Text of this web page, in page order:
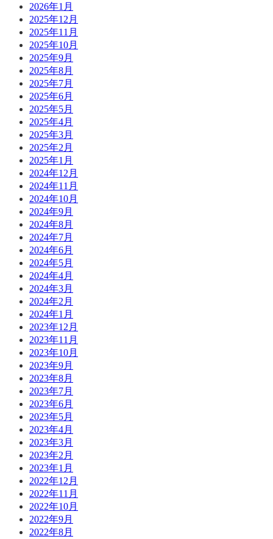
2026年1月
2025年12月
2025年11月
2025年10月
2025年9月
2025年8月
2025年7月
2025年6月
2025年5月
2025年4月
2025年3月
2025年2月
2025年1月
2024年12月
2024年11月
2024年10月
2024年9月
2024年8月
2024年7月
2024年6月
2024年5月
2024年4月
2024年3月
2024年2月
2024年1月
2023年12月
2023年11月
2023年10月
2023年9月
2023年8月
2023年7月
2023年6月
2023年5月
2023年4月
2023年3月
2023年2月
2023年1月
2022年12月
2022年11月
2022年10月
2022年9月
2022年8月